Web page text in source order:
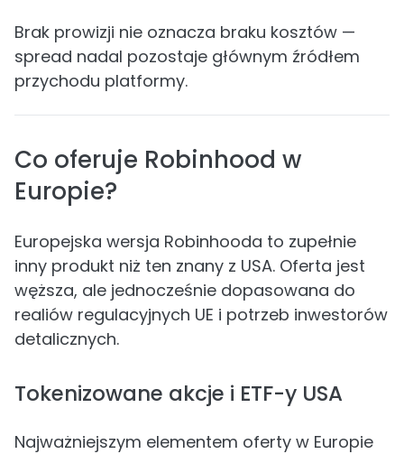
Brak prowizji nie oznacza braku kosztów —
spread nadal pozostaje głównym źródłem
przychodu platformy.
Co oferuje Robinhood w
Europie?
Europejska wersja Robinhooda to zupełnie
inny produkt niż ten znany z USA. Oferta jest
węższa, ale jednocześnie dopasowana do
realiów regulacyjnych UE i potrzeb inwestorów
detalicznych.
Tokenizowane akcje i ETF-y USA
Najważniejszym elementem oferty w Europie